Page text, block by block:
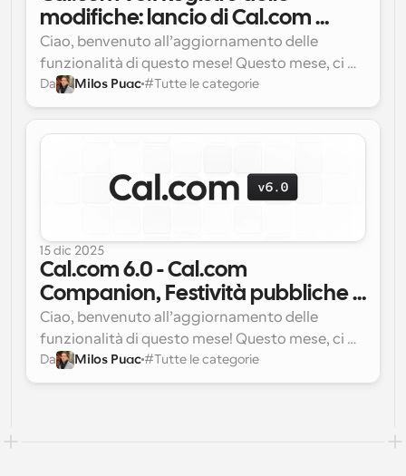
modifiche: lancio di Cal.com
Companion, aggiornamenti
OAuth e termini di riferimento
Ciao, benvenuto all’aggiornamento delle
funzionalità di questo mese! Questo mese, ci
siamo concentrati su alcuni aspetti chiave per
migliorare la tua esperienza:
Da Milos Puac #Tutte le categorie
15 dic 2025
Cal.com 6.0 - Cal.com
Companion, Festività pubbliche
in OOO e altro...
Ciao, benvenuto all’aggiornamento delle
funzionalità di questo mese! Questo mese, ci
siamo concentrati su alcuni aspetti chiave per
migliorare la tua esperienza:
Da Milos Puac #Tutte le categorie